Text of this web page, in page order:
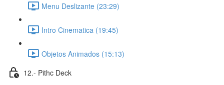
Menu Deslizante (23:29)
Intro Cinematica (19:45)
Objetos Animados (15:13)
12.- Pithc Deck